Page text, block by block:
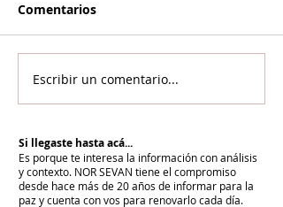
Comentarios
Escribir un comentario...
Si llegaste hasta acá...
Es porque te interesa la información con análisis
y contexto. NOR SEVAN tiene el compromiso
desde hace más de 20 años de informar para la
paz y cuenta con vos para renovarlo cada día.